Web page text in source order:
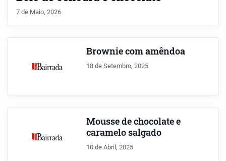
7 de Maio, 2026
Brownie com amêndoa
18 de Setembro, 2025
Mousse de chocolate e
caramelo salgado
10 de Abril, 2025